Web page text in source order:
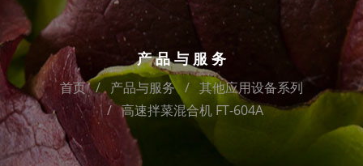
产品与服务
首页 产品与服务
其他应用设备系列
高速拌菜混合机 FT-604A